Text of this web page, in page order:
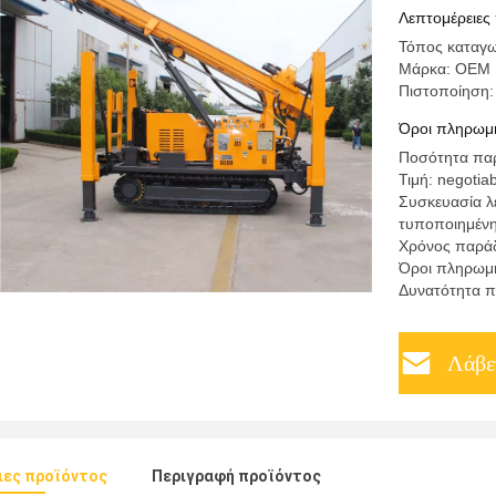
Τόπος
Μάρκα: OEM
Όροι
Ποσότητα
Τιμή:
Συσκευασία
Χρόνος
Όροι
Δυνατότητα
προϊόντος Περιγραφή προϊόντος